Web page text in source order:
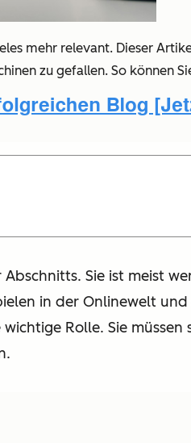
mehr relevant. Dieser
zu gefallen. So können
Sie ist meist
in der Onlinewelt
Rolle. Sie müssen